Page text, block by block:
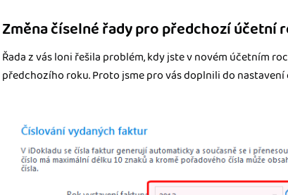
Změna číselné řady pro předchozí účetní
Řada z vás loni řešila problém, kdy jste v novém účetním
předchozího roku. Proto jsme pro vás doplnili do